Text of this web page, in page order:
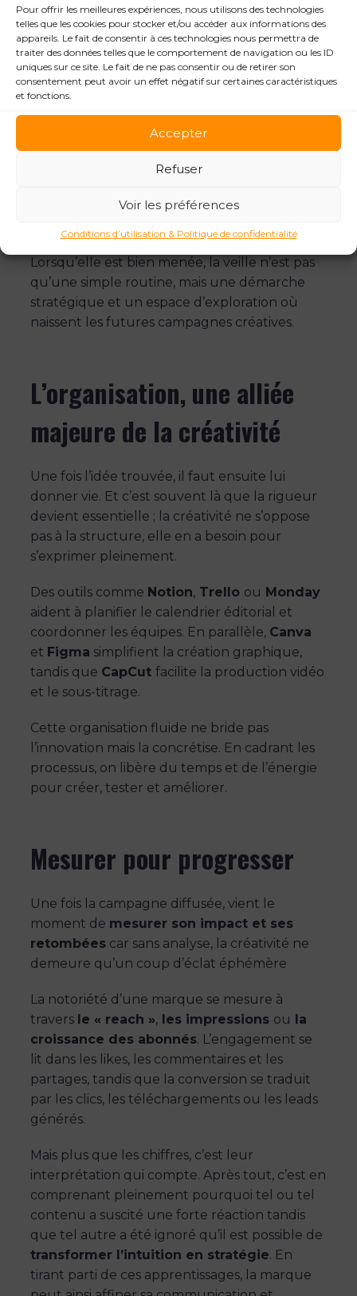
Pour offrir les meilleures expériences, nous utilisons des technologies
telles que les cookies pour stocker et/ou accéder aux informations des
appareils. Le fait de consentir à ces technologies nous permettra de
traiter des données telles que le comportement de navigation ou les ID
uniques sur ce site. Le fait de ne pas consentir ou de retirer son
consentement peut avoir un effet négatif sur certaines caractéristiques
et fonctions.
Accepter
Refuser
Voir les préférences
Conditions d’utilisation & Politique de confidentialité
monde, des tendances et des conversations
qui animent les réseaux.
Qu’il s’agisse d’observer les marques
inspirantes, de suivre les évolutions des
dans d’autres secteurs, la veille permet
temps. Mais s’inspirer ne veut pas dire copier :
l’identité et aux objectifs de la marque
pour devenir authentiques et pertinentes.
Lorsqu’elle est bien menée, la veille n’est pas
qu’une simple routine, mais une démarche
stratégique et un espace d’exploration où
naissent les futures campagnes créatives.
L’organisation, une alliée
majeure de la créativité
Une fois l’idée trouvée, il faut ensuite lui
donner vie. Et c’est souvent là que la rigueur
devient essentielle ; la créativité ne s’oppose
pas à la structure, elle en a besoin pour
s’exprimer pleinement.
Des outils comme Notion, Trello ou Monday
aident à planifier le calendrier éditorial et
coordonner les équipes. En parallèle, Canva
et Figma simplifient la création graphique,
tandis que CapCutfacilite la production vidéo
et le sous-titrage.
Cette organisation fluide ne bride pas
l’innovation mais la concrétise. En cadrant les
processus, on libère du temps et de l’énergie
pour créer, tester et améliorer.
Mesurer pour progresser
Une fois la campagne diffusée, vient le
moment de mesurer son impact et ses
retombées car sans analyse, la créativité ne
demeure qu’un coup d’éclat éphémère
La notoriété d’une marque se mesure à
travers le « reach », les impressions ou la
croissance des abonnés. L’engagement se
lit dans les likes, les commentaires et les
partages, tandis que la conversion se traduit
par les clics, les téléchargements ou les leads
générés.
Mais plus que les chiffres, c’est leur
interprétation qui compte. Après tout, c’est en
comprenant pleinement pourquoi tel ou tel
contenu a suscité une forte réaction tandis
que tel autre a été ignoré qu’il est possible de
transformer l’intuition en stratégie. En
tirant parti de ces apprentissages, la marque